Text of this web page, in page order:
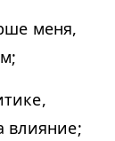
меня,
влияние;